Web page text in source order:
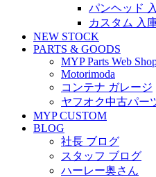
パンヘッド
カスタム 入
NEW STOCK
PARTS & GOODS
MYP Parts Web
Motorimoda
コンテナ ガレージ
ヤフオク中古パー
MYP CUSTOM
BLOG
社長 ブログ
スタッフ ブログ
ハーレー奥さん